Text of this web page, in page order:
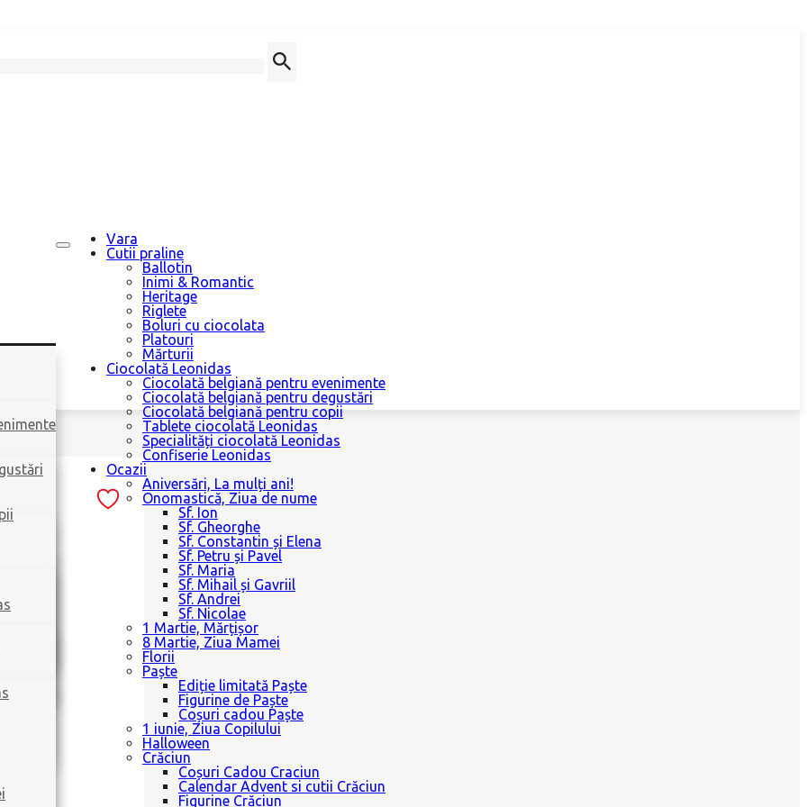
Vara
Cutii praline
Ballotin
Inimi & Romantic
Heritage
Riglete
Boluri cu ciocolata
Platouri
Mărturii
Ciocolată Leonidas
Ciocolată belgiană pentru evenimente
Ciocolată belgiană pentru degustări
Ciocolată belgiană pentru copii
Tablete ciocolată Leonidas
Specialități ciocolată Leonidas
Confiserie Leonidas
Ocazii
Aniversări, La mulți ani!
Onomastică, Ziua de nume
Sf. Ion
Sf. Gheorghe
Sf. Constantin și Elena
Sf. Petru și Pavel
Sf. Maria
Sf. Mihail și Gavriil
Sf. Andrei
Sf. Nicolae
1 Martie, Mărțișor
8 Martie, Ziua Mamei
Florii
Paște
Ediție limitată Paște
Figurine de Paște
Coșuri cadou Paște
1 iunie, Ziua Copilului
Halloween
Crăciun
Coșuri Cadou Craciun
Calendar Advent si cutii Crăciun
Figurine Crăciun